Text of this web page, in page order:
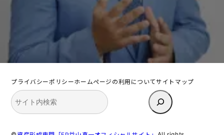
プライバシーポリシーホームページの利用についてサイトマップ
検
索